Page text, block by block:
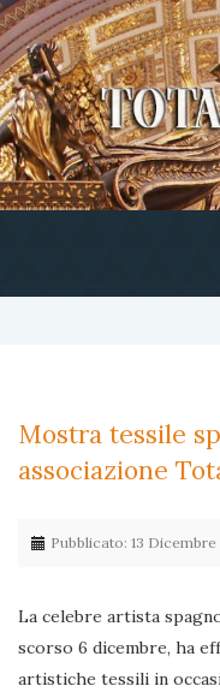
Mostra tessile
associazione
Pubblicato: 13 Dicembre
La celebre artista
scorso 6 dicembre, ha
artistiche tessili in